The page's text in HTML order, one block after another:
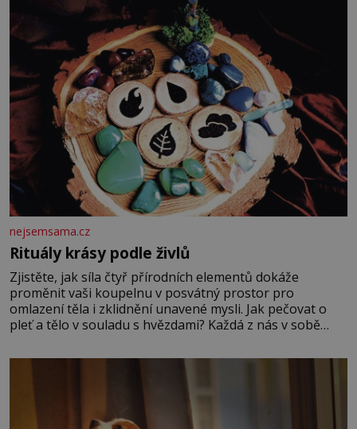
chce být knězem a
nejsemsama.cz
Rituály krásy podle živlů
Zjistěte, jak síla čtyř přírodních elementů dokáže
proměnit vaši koupelnu v posvátný prostor pro
omlazení těla i zklidnění unavené mysli. Jak pečovat o
pleť a tělo v souladu s hvězdami? Každá z nás v sobě
povaze, ale i v potřebách naší pokožky. Ohnivá znamení
Ženy narozené ve znamení Berana, Lva a Střelce v sobě
nesou žár, odvahu a neutuchající elán. Vaše